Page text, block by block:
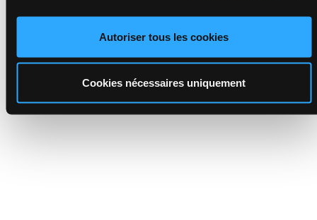
Autoriser tous les cookies
Cookies nécessaires uniquement